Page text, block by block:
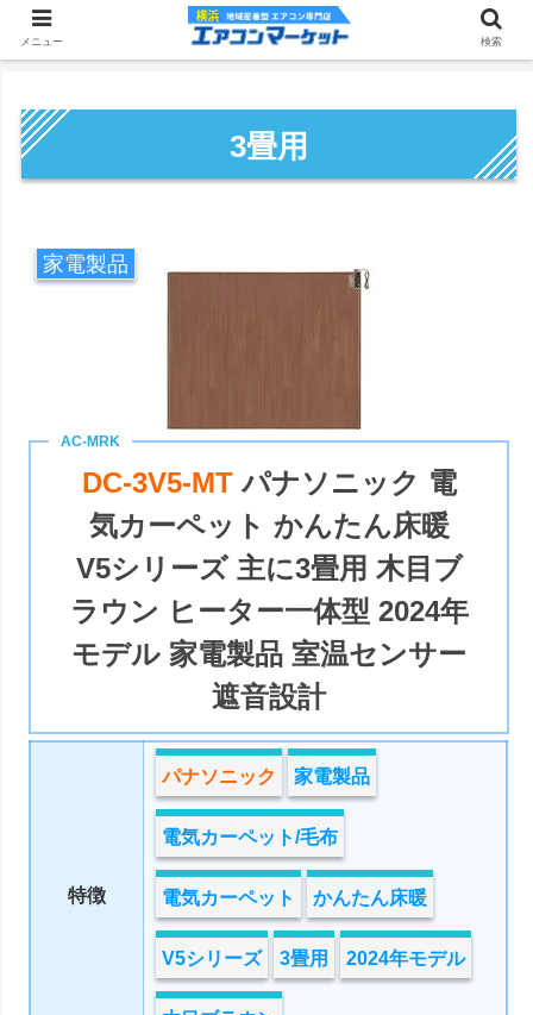
3畳用
家電製品
DC-3V5-MTパナソニック 電
気カーペット かんたん床暖
V5シリーズ 主に3畳用 木目ブ
ラウン ヒーター一体型 2024年
モデル 家電製品 室温センサー
遮音設計
特徴
パナソニック 家電製品
電気カーペット/毛布
電気カーペット かんたん床暖
V5シリーズ 3畳用 2024年モデル
メニュー 検索